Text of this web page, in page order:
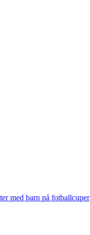
med barn på fotballcuper